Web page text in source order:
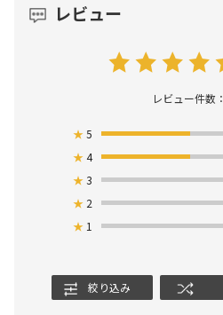
レビュー
レビュー件数：
★5
★4
★3
★ 2
★ 1
絞り込み